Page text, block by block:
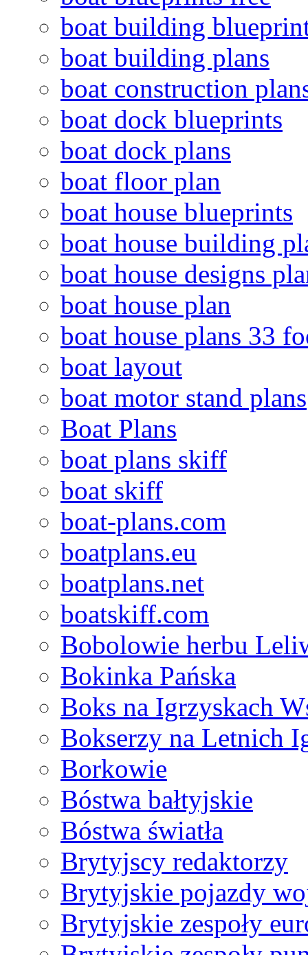
boat building
boat building plans
boat construction
boat dock blueprints
boat dock plans
boat floor plan
boat house blueprints
boat house building
boat house designs
boat house plan
boat house plans 33
boat layout
boat motor stand plans
Boat Plans
boat plans skiff
boat skiff
boat-plans.com
boatplans.eu
boatplans.net
boatskiff.com
Bobolowie herbu
Bokinka Pańska
Boks na Igrzyskach
Bokserzy na Letnich
Borkowie
Bóstwa bałtyjskie
Bóstwa światła
Brytyjscy redaktorzy
Brytyjskie pojazdy
Brytyjskie zespoły